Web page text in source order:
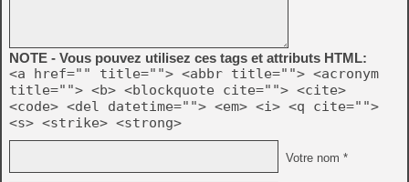
NOTE - Vous pouvez utilisez ces tags et attributs HTML:
<a href="" title=""> <abbr title=""> <acronym
title=""> <b> <blockquote cite=""> <cite>
<code> <del datetime=""> <em> <i> <q cite="">
<s> <strike> <strong>
Votre nom *